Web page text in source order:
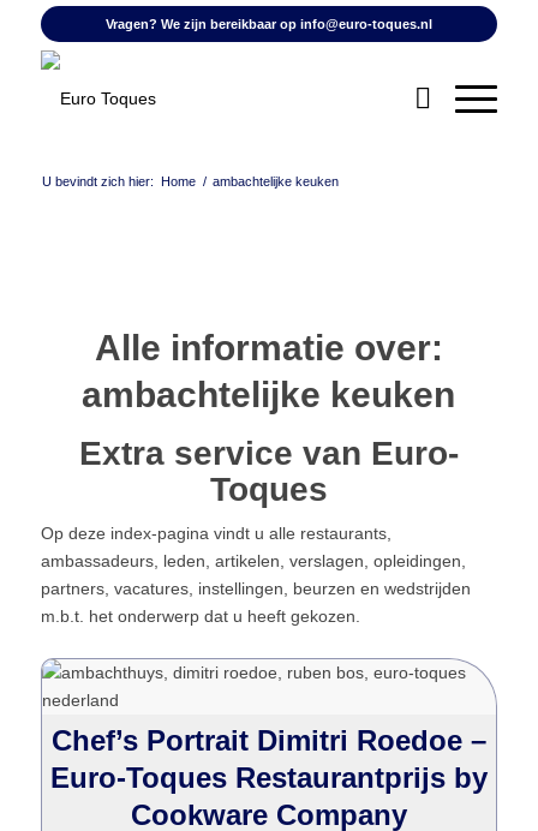
Vragen? We zijn bereikbaar op info@euro-toques.nl
U bevindt zich hier: Home / ambachtelijke keuken
Alle informatie over:
ambachtelijke keuken
Extra service van Euro-
Toques
Op deze index-pagina vindt u alle restaurants,
ambassadeurs, leden, artikelen, verslagen, opleidingen,
partners, vacatures, instellingen, beurzen en wedstrijden
m.b.t. het onderwerp dat u heeft gekozen.
Chef’s Portrait Dimitri Roedoe –
Euro-Toques Restaurantprijs by
Cookware Company